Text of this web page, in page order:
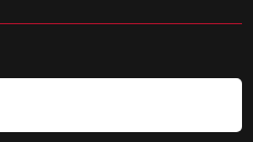
елементи на